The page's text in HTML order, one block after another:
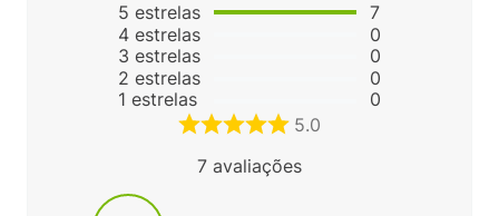
5 estrelas
4 estrelas
3 estrelas
2 estrelas
1 estrelas
7
0
0
0
0
5.0
7 avaliações